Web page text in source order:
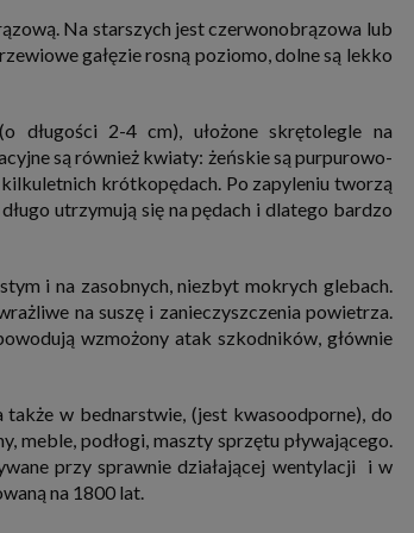
W ten sposób technologię tę wykorzystują również podmioty z
którzy także chcą dopasowywać reklamy do Twoich preferencji.
w plikach i przechowywane na Twoim urządzeniu końcowym (tj. twój
lub wyłączyć funkcjonowanie plików cookies itp. oraz jak
wobec Twoich danych i ich przetwarzania przez nas, inne
dostępu do Twoich danych osobowych, ich sprostowania,
do przeniesienia danych, wyrażenia sprzeciwu wobec przetwarzania
do organu nadzorczego, którym w Polsce jest Prezes Urzędu Ochrony
Na starszych jest czerwonobrązowa lub
gałęzie rosną poziomo, dolne są lekko
długości 2-4 cm), ułożone skrętolegle na
są również kwiaty: żeńskie są purpurowo-
kilkuletnich krótkopędach. Po zapyleniu tworzą
utrzymują się na pędach i dlatego bardzo
i na zasobnych, niezbyt mokrych glebach.
na suszę i zanieczyszczenia powietrza.
wzmożony atak szkodników, głównie
w bednarstwie, (jest kwasoodporne), do
meble, podłogi, maszty sprzętu pływającego.
przy sprawnie działającej wentylacji i w
na 1800 lat.